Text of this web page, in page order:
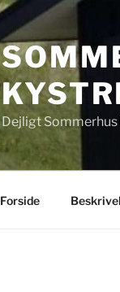
Dejligt
Forside